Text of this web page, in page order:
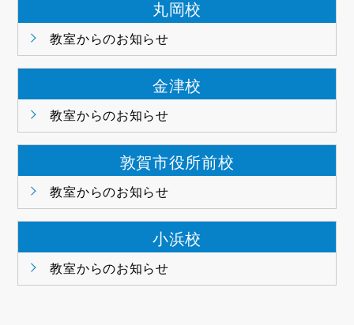
丸岡校
教室からのお知らせ
金津校
教室からのお知らせ
敦賀市役所前校
教室からのお知らせ
小浜校
教室からのお知らせ